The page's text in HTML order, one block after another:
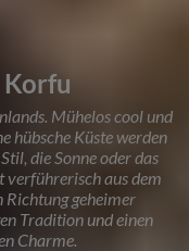
Mühelos cool und
hübsche Küste werden
die Sonne oder das
verführerisch aus dem
geheimer
Tradition und einen
Charme.